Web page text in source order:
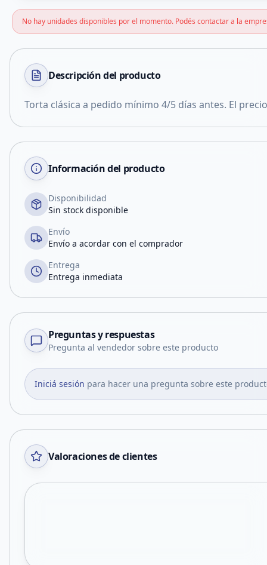
No hay unidades disponibles por el momento. Podés contactar a la
Descripción del producto
Torta clásica a pedido mínimo 4/5 días antes. El
Información del producto
Disponibilidad
Sin stock disponible
Envío
Envío a acordar con el comprador
Entrega
Entrega inmediata
Preguntas y respuestas
Pregunta al vendedor sobre este producto
Iniciá sesión para hacer una pregunta sobre este
Valoraciones de clientes